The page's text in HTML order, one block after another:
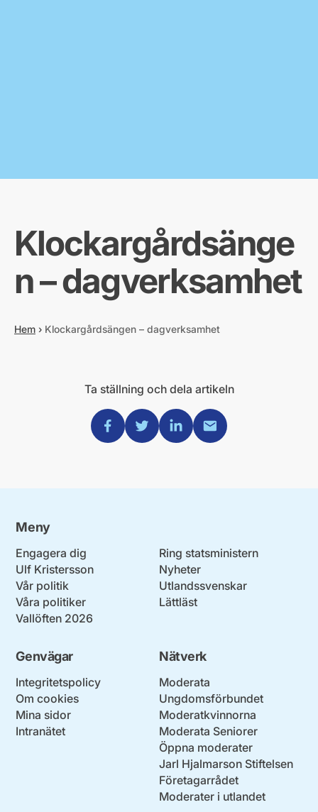
Klockargårdsänge
n – dagverksamhet
Hem › Klockargårdsängen – dagverksamhet
Ta ställning och dela artikeln
Dela via Facebook
Dela via Twitter
Dela via Linkedin
Dela via Mail
Meny
Engagera dig
Ulf Kristersson
Vår politik
Våra politiker
Vallöften 2026
Ring statsministern
Nyheter
Utlandssvenskar
Lättläst
Genvägar
Integritetspolicy
Om cookies
Mina sidor
Intranätet
Nätverk
Moderata
Ungdomsförbundet
Moderatkvinnorna
Moderata Seniorer
Öppna moderater
Jarl Hjalmarson Stiftelsen
Företagarrådet
Moderater i utlandet